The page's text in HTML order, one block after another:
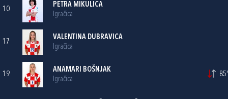
10
PETRA MIKULICA
Igračica
17
VALENTINA DUBRAVICA
Igračica
19
ANAMARI BOŠNJAK
Igračica
85'